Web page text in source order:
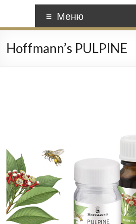
Меню
Hoffmann’s PULPINE